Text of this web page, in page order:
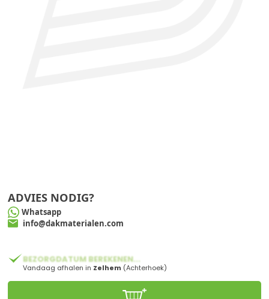
ADVIES NODIG?
Whatsapp
info@dakmaterialen.com
BEZORGDATUM BEREKENEN...
Vandaag afhalen in Zelhem (Achterhoek)